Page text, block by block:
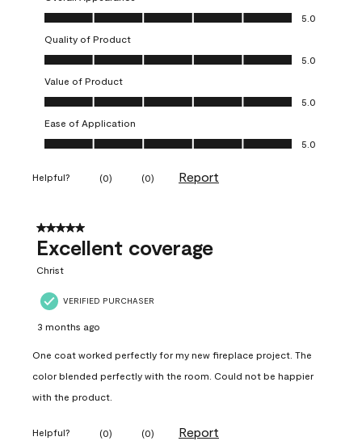
Overall Appearance, 5.0 out of 5
5.0
Quality of Product
Quality of Product, 5.0 out of 5
5.0
Value of Product
Value of Product, 5.0 out of 5
5.0
Ease of Application
Ease of Application, 5.0 out of 5
5.0
Helpful? (0) (0) Report
5 out of 5 stars.
Excellent coverage
Christ
VERIFIED PURCHASER
3 months ago
One coat worked perfectly for my new fireplace project. The
color blended perfectly with the room. Could not be happier
with the product.
Helpful? (0) (0) Report